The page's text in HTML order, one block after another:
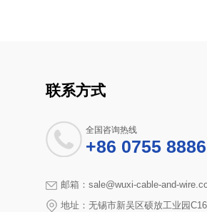
联系方式
全国咨询热线
+86 0755
邮箱：sale@wuxi-cable-and-
地址：无锡市新吴区硕放工业园